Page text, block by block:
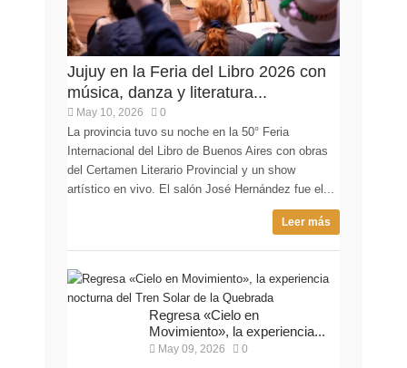
Jujuy en la Feria del Libro 2026 con
música, danza y literatura...
May 10, 2026 0
La provincia tuvo su noche en la 50° Feria
Internacional del Libro de Buenos Aires con obras
del Certamen Literario Provincial y un show
artístico en vivo. El salón José Hernández fue el...
Leer más
Regresa «Cielo en
Movimiento», la experiencia...
May 09, 2026 0